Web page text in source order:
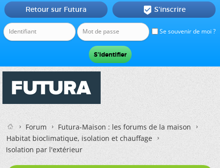
Se souvenir de moi ?
Retour sur Futura  S'inscrire
Forum
Futura-Maison : les forums de la maison
Habitat bioclimatique, isolation et chauffage
Isolation par l'extérieur